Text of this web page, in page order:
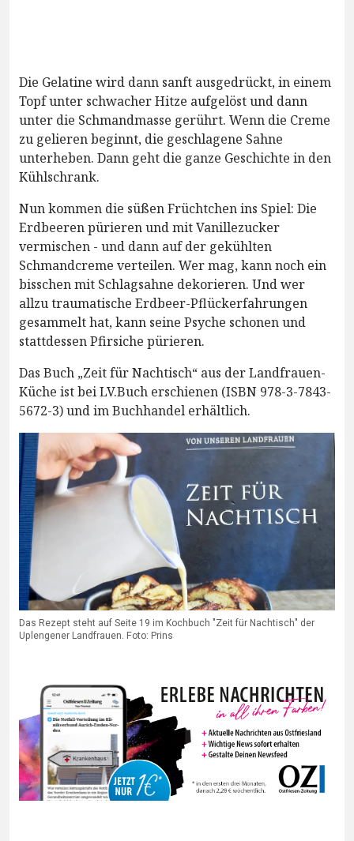
Die Gelatine wird dann sanft ausgedrückt, in einem
Topf unter schwacher Hitze aufgelöst und dann
unter die Schmandmasse gerührt. Wenn die Creme
zu gelieren beginnt, die geschlagene Sahne
unterheben. Dann geht die ganze Geschichte in den
Kühlschrank.
Nun kommen die süßen Früchtchen ins Spiel: Die
Erdbeeren pürieren und mit Vanillezucker
vermischen - und dann auf der gekühlten
Schmandcreme verteilen. Wer mag, kann noch ein
bisschen mit Schlagsahne dekorieren. Und wer
allzu traumatische Erdbeer-Pflückerfahrungen
gesammelt hat, kann seine Psyche schonen und
stattdessen Pfirsiche pürieren.
Das Buch „Zeit für Nachtisch“ aus der Landfrauen-
Küche ist bei LV.Buch erschienen (ISBN 978-3-7843-
5672-3) und im Buchhandel erhältlich.
Das Rezept steht auf Seite 19 im Kochbuch "Zeit für Nachtisch" der
Uplengener Landfrauen. Foto: Prins